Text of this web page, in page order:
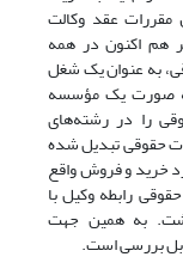
عقد وکالت
21) از سوی دیگر هم اکنون در همه
به عنوان یک شغل
صورت یک مؤسسه
را در رشته‌های
حقوقی تبدیل شده
خرید و فروش واقع
رابطه وکیل با
به همین جهت
بررسی است.